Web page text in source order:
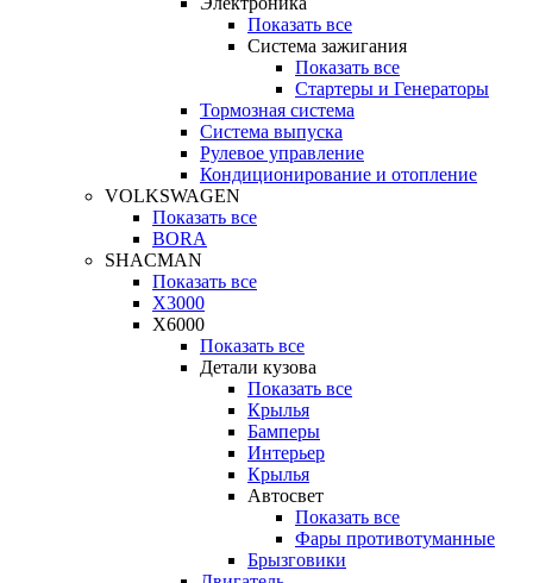
Показать все
Система зажигания
Показать все
Стартеры и Генераторы
Тормозная система
Система выпуска
Рулевое управление
Кондиционирование и отопление
VOLKSWAGEN
Показать все
BORA
SHACMAN
Показать все
X3000
X6000
Показать все
Детали кузова
Показать все
Крылья
Бамперы
Интерьер
Крылья
Автосвет
Показать все
Фары противотуманные
Брызговики